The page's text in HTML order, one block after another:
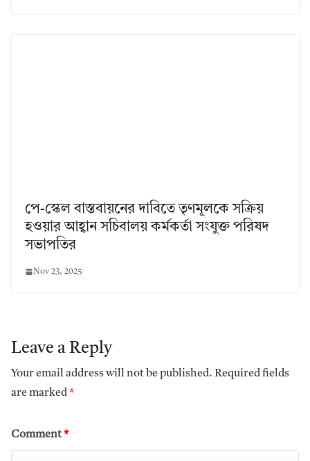
পে-স্কেল বাস্তবায়নের দাবিতে তৃণমূলকে সক্রিয়
হওয়ার আহ্বান সচিবালয় কর্মকর্তা সংযুক্ত পরিষদ
সভাপতির
Nov 23, 2025
Leave a Reply
Your email address will not be published. Required fields
are marked*
Comment*